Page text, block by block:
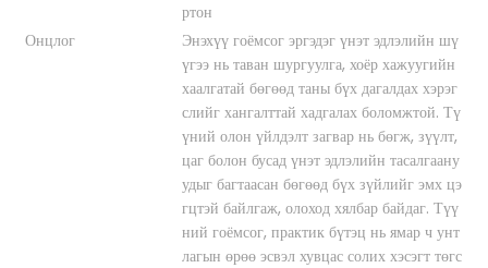
ртон
Онцлог
Энэхүү гоёмсог эргэдэг үнэт эдлэлийн шү
үгээ нь таван шургуулга, хоёр хажуугийн
хаалгатай бөгөөд таны бүх дагалдах хэрэг
слийг хангалттай хадгалах боломжтой. Тү
үний олон үйлдэлт загвар нь бөгж, зүүлт,
цаг болон бусад үнэт эдлэлийн тасалгаану
удыг багтаасан бөгөөд бүх зүйлийг эмх цэ
гцтэй байлгаж, олоход хялбар байдаг. Түү
ний гоёмсог, практик бүтэц нь ямар ч унт
лагын өрөө эсвэл хувцас солих хэсэгт төгс